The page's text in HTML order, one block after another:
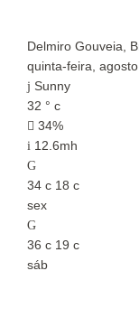
Delmiro Gouveia,
quinta-feira,
Sunny
32 ° c
34%
12.6mh
34 c 18 c
sex
36 c 19 c
sáb